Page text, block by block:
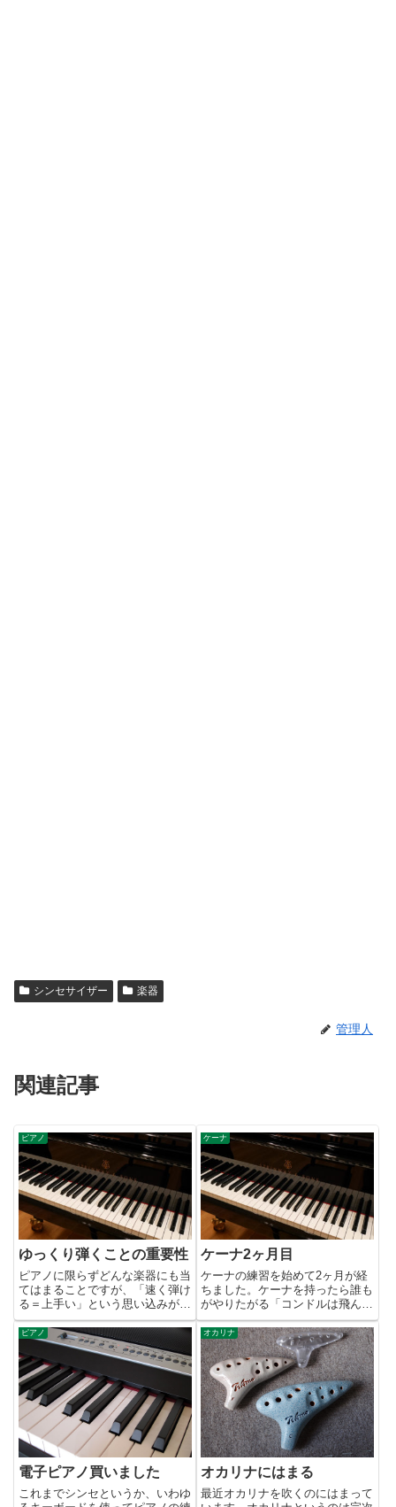
シンセサイザー 楽器
管理人
関連記事
ピアノ
ゆっくり弾くことの重要性
ピアノに限らずどんな楽器にも当
てはまることですが、「速く弾け
る＝上手い」という思い込みがあ
りませんか？ 私もゆったりした
曲は弾けるんだけれども速い曲は
指が回らなくて苦手という意識が
ありました。それゆえに速い曲を
弾くことに憧れ、ややもすると
速...
ケーナ
ケーナ2ヶ月目
ケーナの練習を始めて2ヶ月が経
ちました。ケーナを持ったら誰も
がやりたがる「コンドルは飛んで
ゆく」ですが、一応吹けるように
なりました。いや、本当に何とか
吹けるというレベルです。(^^;
まだ音楽と呼ぶにはほど遠い状態
です。この曲は3オクターブ...
ピアノ
電子ピアノ買いました
これまでシンセというか、いわゆ
オカリナ
オカリナにはまる
最近オカリナを吹くのにはまって